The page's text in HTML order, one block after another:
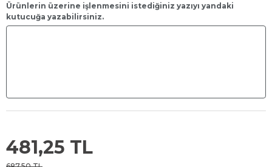
Ürünlerin üzerine işlenmesini istediğiniz yazıyı yandaki
kutucuğa yazabilirsiniz.
481,25 TL